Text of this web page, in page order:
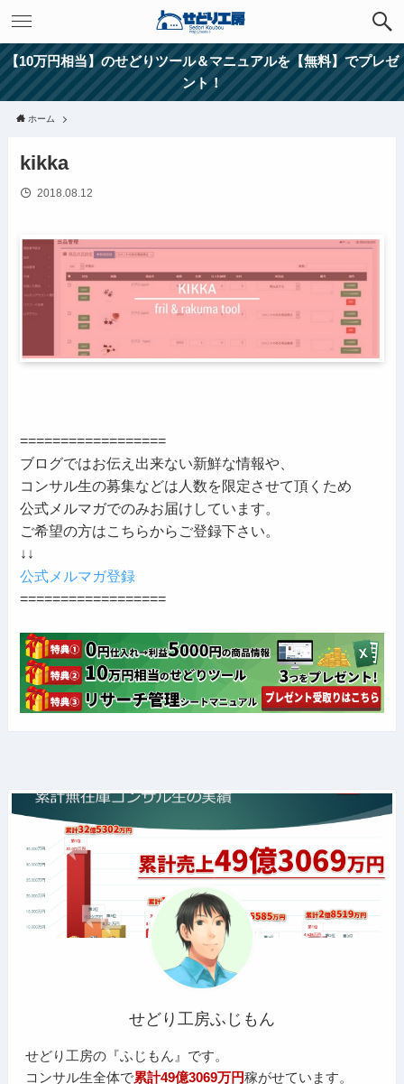
【10万円相当】のせどりツール＆マニュアルを【無料】でプレゼ
ント！
ホーム
kikka
2018.08.12
==================
ブログではお伝え出来ない新鮮な情報や、
コンサル生の募集などは人数を限定させて頂くため
公式メルマガでのみお届けしています。
ご希望の方はこちらからご登録下さい。
↓↓
公式メルマガ登録
==================
せどり工房ふじもん
せどり工房の『ふじもん』です。
コンサル生全体で累計49億3069万円稼がせています。